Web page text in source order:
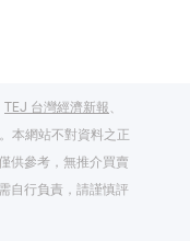
TEJ 台灣經濟新報、
本網站不對資料之正
供參考，無推介買賣
自行負責，請謹慎評